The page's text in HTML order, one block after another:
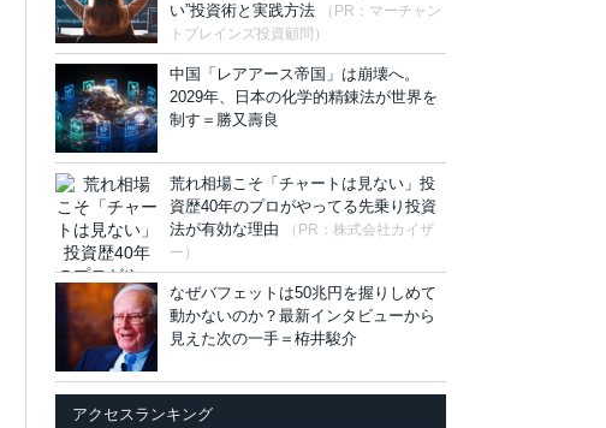
い”投資術と実践方法
（PR：マーチャン
トブレインズ投資顧問）
中国「レアアース帝国」は崩壊へ。
2029年、日本の化学的精錬法が世界を
制す＝勝又壽良
荒れ相場こそ「チャートは見ない」投
資歴40年のプロがやってる先乗り投資
法が有効な理由
（PR：株式会社カイザ
ー）
なぜバフェットは50兆円を握りしめて
動かないのか？最新インタビューから
見えた次の一手＝栫井駿介
アクセスランキング